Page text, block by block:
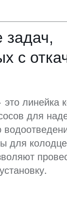
с
линейка
для
для